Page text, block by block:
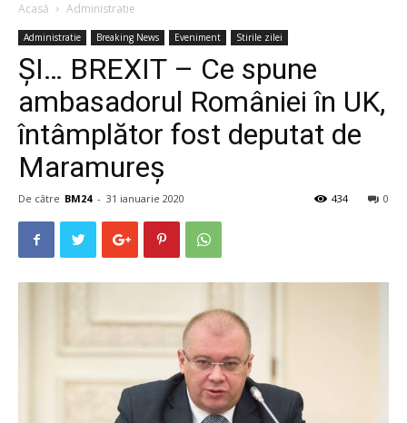
Acasă Administratie
Administratie Breaking News Eveniment Stirile zilei
ȘI… BREXIT – Ce spune
ambasadorul României în UK,
întâmplător fost deputat de
Maramureș
De către BM24 - 31 ianuarie 2020 0
434